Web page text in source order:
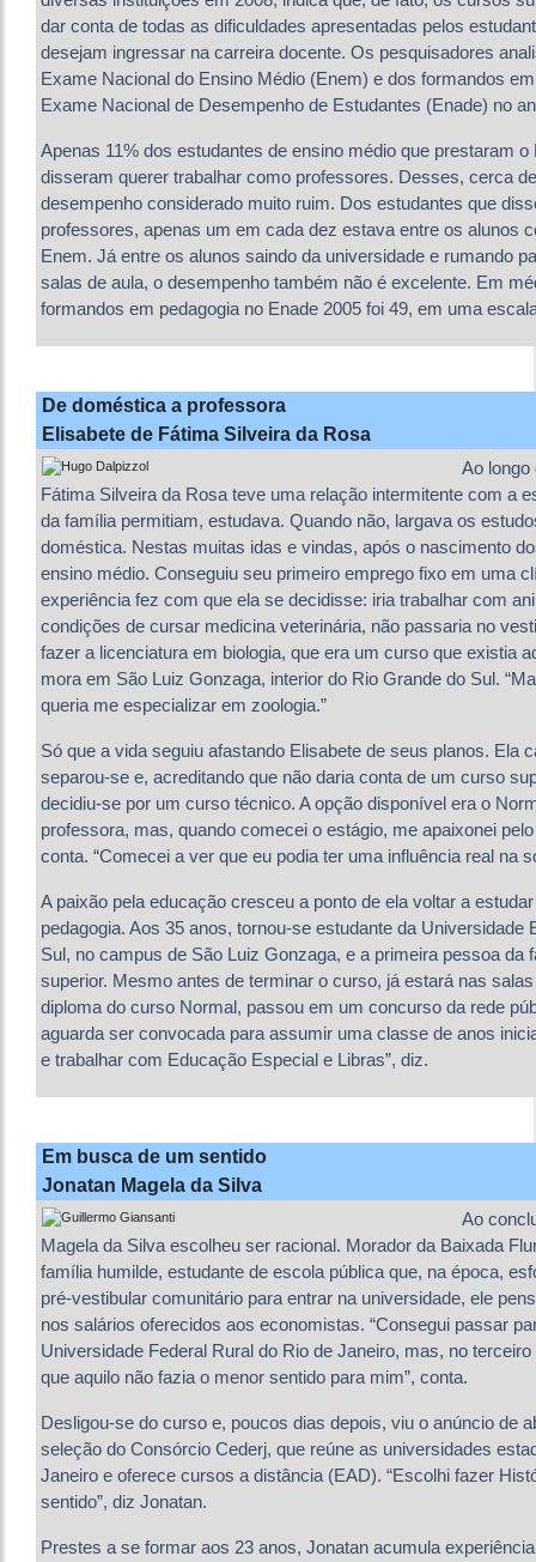
dar conta de todas as dificuldades apresentadas pelos
desejam ingressar na carreira docente. Os pesquisadores
Exame Nacional do Ensino Médio (Enem) e dos formandos
Exame Nacional de Desempenho de Estudantes (Enade) no
Apenas 11% dos estudantes de ensino médio que prestaram o
disseram querer trabalhar como professores. Desses, cerca
desempenho considerado muito ruim. Dos estudantes que
professores, apenas um em cada dez estava entre os alunos
Enem. Já entre os alunos saindo da universidade e rumando
salas de aula, o desempenho também não é excelente. Em
formandos em pedagogia no Enade 2005 foi 49, em uma
De doméstica a professora
Elisabete de Fátima Silveira da Rosa
Ao longo
Fátima Silveira da Rosa teve uma relação intermitente com a
da família permitiam, estudava. Quando não, largava os
doméstica. Nestas muitas idas e vindas, após o nascimento
ensino médio. Conseguiu seu primeiro emprego fixo em uma
experiência fez com que ela se decidisse: iria trabalhar com
condições de cursar medicina veterinária, não passaria no
fazer a licenciatura em biologia, que era um curso que existia
mora em São Luiz Gonzaga, interior do Rio Grande do Sul.
queria me especializar em zoologia.”
Só que a vida seguiu afastando Elisabete de seus planos. Ela
separou-se e, acreditando que não daria conta de um curso
decidiu-se por um curso técnico. A opção disponível era o
professora, mas, quando comecei o estágio, me apaixonei
conta. “Comecei a ver que eu podia ter uma influência real na
A paixão pela educação cresceu a ponto de ela voltar a
pedagogia. Aos 35 anos, tornou-se estudante da Universidade
Sul, no campus de São Luiz Gonzaga, e a primeira pessoa da
superior. Mesmo antes de terminar o curso, já estará nas
diploma do curso Normal, passou em um concurso da rede
aguarda ser convocada para assumir uma classe de anos
e trabalhar com Educação Especial e Libras”, diz.
Em busca de um sentido
Jonatan Magela da Silva
Ao
Magela da Silva escolheu ser racional. Morador da Baixada
família humilde, estudante de escola pública que, na época,
pré-vestibular comunitário para entrar na universidade, ele
nos salários oferecidos aos economistas. “Consegui passar
Universidade Federal Rural do Rio de Janeiro, mas, no
que aquilo não fazia o menor sentido para mim”, conta.
Desligou-se do curso e, poucos dias depois, viu o anúncio de
seleção do Consórcio Cederj, que reúne as universidades
Janeiro e oferece cursos a distância (EAD). “Escolhi fazer
sentido”, diz Jonatan.
Prestes a se formar aos 23 anos, Jonatan acumula